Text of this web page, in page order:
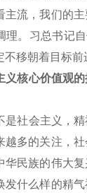
主流，我们的
理。习总书记
移朝着目标前
义核心价值观
社会主义，精
越多的关注，
华民族的伟大
发什么样的精